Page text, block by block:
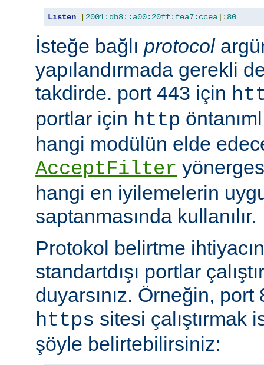
Listen [2001:db8::a00:20ff:fea7:ccea]: 80
İsteğe bağlı protocol
yapılandırmada gerekli
takdirde. port 443 için
portlar için http
hangi modülün elde
AcceptFilter
hangi en iyilemelerin
saptanmasında kullanılır.
Protokol belirtme
standartdışı portlar
duyarsınız. Örneğin,
https sitesi çalıştırmak
şöyle belirtebilirsiniz: